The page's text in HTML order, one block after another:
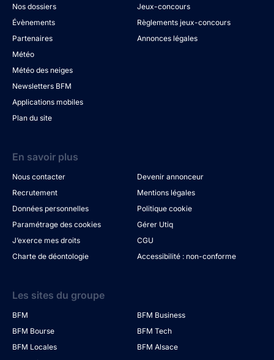
Nos dossiers
Évènements
Partenaires
Météo
Météo des neiges
Newsletters BFM
Applications mobiles
Plan du site
Jeux-concours
Règlements jeux-concours
Annonces légales
En savoir plus
Nous contacter
Devenir annonceur
Recrutement
Mentions légales
Données personnelles
Politique cookie
Paramétrage des cookies
Gérer Utiq
J’exerce mes droits
CGU
Charte de déontologie
Accessibilité : non-conforme
Les sites du groupe
BFM
BFM Business
BFM Bourse
BFM Tech
BFM Locales
BFM Alsace